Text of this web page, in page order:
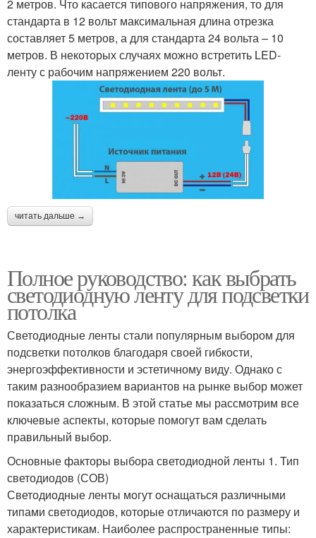
2 метров. Что касается типового напряжения, то для
стандарта в 12 вольт максимальная длина отрезка
составляет 5 метров, а для стандарта 24 вольта – 10
метров. В некоторых случаях можно встретить LED-
ленту с рабочим напряжением 220 вольт.
читать дальше →
Полное руководство: как выбрать
светодиодную ленту для подсветки
потолка
Светодиодные ленты стали популярным выбором для
подсветки потолков благодаря своей гибкости,
энергоэффективности и эстетичному виду. Однако с
таким разнообразием вариантов на рынке выбор может
показаться сложным. В этой статье мы рассмотрим все
ключевые аспекты, которые помогут вам сделать
правильный выбор.
Основные факторы выбора светодиодной ленты 1. Тип
светодиодов (СОВ)
Светодиодные ленты могут оснащаться различными
типами светодиодов, которые отличаются по размеру и
характеристикам. Наиболее распространенные типы: